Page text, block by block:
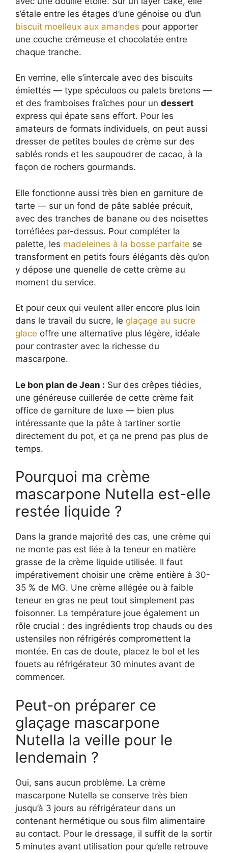
s’étale entre les étages d’une génoise ou d’un
biscuit moelleux aux amandes pour apporter
une couche crémeuse et chocolatée entre
chaque tranche.
En verrine, elle s’intercale avec des biscuits
émiettés — type spéculoos ou palets bretons —
et des framboises fraîches pour un dessert
express qui épate sans effort. Pour les
amateurs de formats individuels, on peut aussi
dresser de petites boules de crème sur des
sablés ronds et les saupoudrer de cacao, à la
façon de rochers gourmands.
Elle fonctionne aussi très bien en garniture de
tarte — sur un fond de pâte sablée précuit,
avec des tranches de banane ou des noisettes
torréfiées par-dessus. Pour compléter la
palette, les madeleines à la bosse parfaite se
transforment en petits fours élégants dès qu’on
y dépose une quenelle de cette crème au
moment du service.
Et pour ceux qui veulent aller encore plus loin
dans le travail du sucre, le glaçage au sucre
glace offre une alternative plus légère, idéale
pour contraster avec la richesse du
mascarpone.
Le bon plan de Jean : Sur des crêpes tiédies,
une généreuse cuillerée de cette crème fait
office de garniture de luxe — bien plus
intéressante que la pâte à tartiner sortie
directement du pot, et ça ne prend pas plus de
temps.
Pourquoi ma crème
mascarpone Nutella est-elle
restée liquide ?
Dans la grande majorité des cas, une crème qui
ne monte pas est liée à la teneur en matière
grasse de la crème liquide utilisée. Il faut
impérativement choisir une crème entière à 30-
35 % de MG. Une crème allégée ou à faible
teneur en gras ne peut tout simplement pas
foisonner. La température joue également un
rôle crucial : des ingrédients trop chauds ou des
ustensiles non réfrigérés compromettent la
montée. En cas de doute, placez le bol et les
fouets au réfrigérateur 30 minutes avant de
commencer.
Peut-on préparer ce
glaçage mascarpone
Nutella la veille pour le
lendemain ?
Oui, sans aucun problème. La crème
mascarpone Nutella se conserve très bien
jusqu’à 3 jours au réfrigérateur dans un
contenant hermétique ou sous film alimentaire
au contact. Pour le dressage, il suffit de la sortir
5 minutes avant utilisation pour qu’elle retrouve